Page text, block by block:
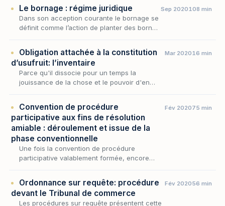
Le bornage : régime juridique
Dans son acception courante le bornage se
définit comme l’action de planter des bornes
Sep 2020108 min
Obligation attachée à la constitution
d’usufruit: l’inventaire
Parce qu'il dissocie pour un temps la
jouissance de la chose et le pouvoir d'en
à gar…
Mar 202016 min
Convention de procédure
participative aux fins de résolution
amiable : déroulement et issue de la
phase conventionnelle
Une fois la convention de procédure
participative valablement formée, encore
conventionnelle que se mesure…
Fév 202075 min
Ordonnance sur requête: procédure
devant le Tribunal de commerce
Les procédures sur requête présentent cette
Fév 202056 min